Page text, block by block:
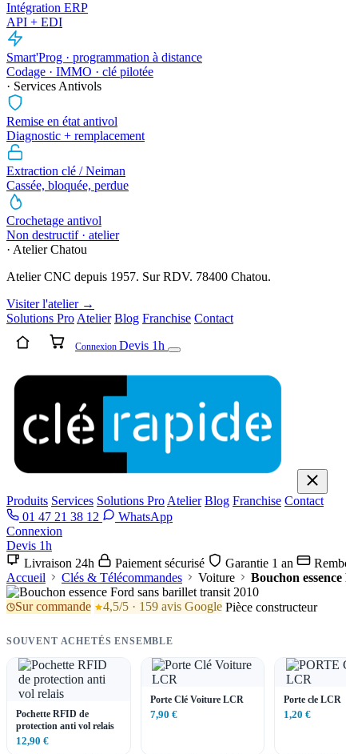
Intégration ERP
API + EDI
Smart'Prog · programmation à distance
Codage · IMMO · clé pilotée
· Services Antivols
Remise en état antivol
Diagnostic + remplacement
Extraction clé / Neiman
Cassée, bloquée, perdue
Crochetage antivol
Non destructif · atelier
· Atelier Chatou
Atelier CNC depuis 1957. Sur RDV. 78400 Chatou.
Visiter l'atelier →
Solutions Pro Atelier Blog Franchise Contact
Connexion Devis 1h
Produits Services Solutions Pro Atelier Blog Franchise Contact
01 47 21 38 12
WhatsApp
Connexion
Devis 1h
Livraison 24h
Paiement sécurisé Garantie 1 an
Accueil
Clés & Télécommandes Voiture Bouchon
Sur commande 4,5/5 · 159 avis Google Pièce constructeur
SOUVENT ACHETÉS ENSEMBLE
Pochette RFID de
protection anti vol relais
12,90 €
Porte Clé Voiture LCR
7,90 €
Porte cle LCR
1,20 €